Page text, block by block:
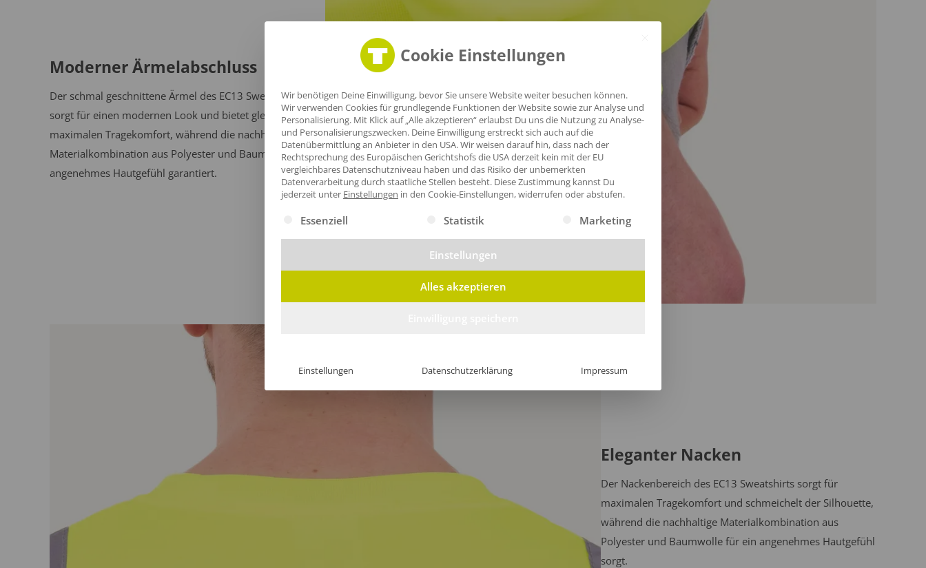
Moderner Ärmelabschluss
Der schmal geschnittene Ärmel des EC13 Sweatshirts
sorgt für einen modernen Look und bietet gleichzeitig
maximalen Tragekomfort, während die nachhaltige
Materialkombination aus Polyester und Baumwolle ein
angenehmes Hautgefühl garantiert.
Eleganter Nacken
Der Nackenbereich des EC13 Sweatshirts sorgt für
maximalen Tragekomfort und schmeichelt der Silhouette,
während die nachhaltige Materialkombination aus
Polyester und Baumwolle für ein angenehmes Hautgefühl
sorgt.
Cookie Einstellungen
Wir benötigen Deine Einwilligung, bevor Sie unsere Website weiter besuchen können.
Wir verwenden Cookies für grundlegende Funktionen der Website sowie zur Analyse und
Personalisierung. Mit Klick auf „Alle akzeptieren“ erlaubst Du uns die Nutzung zu Analyse-
und Personalisierungszwecken. Deine Einwilligung erstreckt sich auch auf die
Datenübermittlung an Anbieter in den USA. Wir weisen darauf hin, dass nach der
Rechtsprechung des Europäischen Gerichtshofs die USA derzeit kein mit der EU
vergleichbares Datenschutzniveau haben und das Risiko der unbemerkten
Datenverarbeitung durch staatliche Stellen besteht. Diese Zustimmung kannst Du
jederzeit unter Einstellungen in den Cookie-Einstellungen, widerrufen oder abstufen.
Es folgt eine Liste der Service-Gruppen, für die eine Einwilligung erteilt werden kann. Die erste Service-Gruppe ist essenziell und kann
Essenziell Statistik Marketing
Einstellungen
Alles akzeptieren
Einstellungen Datenschutzerklärung Impressum